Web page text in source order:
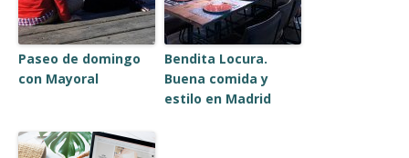
Paseo de domingo
con Mayoral
Bendita Locura.
Buena comida y
estilo en Madrid